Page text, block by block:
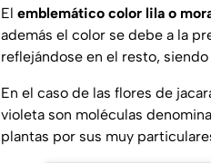
El emblemático color lila o
además el color se debe a la
reflejándose en el resto,
En el caso de las flores de
violeta son moléculas
plantas por sus muy